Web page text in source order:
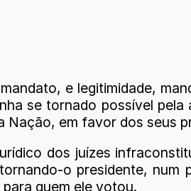
e legitimidade,
se tornado possível pela
Nação, em favor dos seus
dos juízes
o presidente, num
quem ele votou.